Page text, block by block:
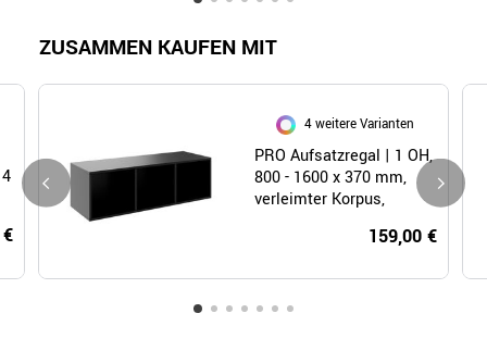
ZUSAMMEN KAUFEN MIT
4 weitere Varianten
PRO Aufsatzregal | 1 OH,
800 - 1600 x 370 mm,
verleimter Korpus,
159,00 €